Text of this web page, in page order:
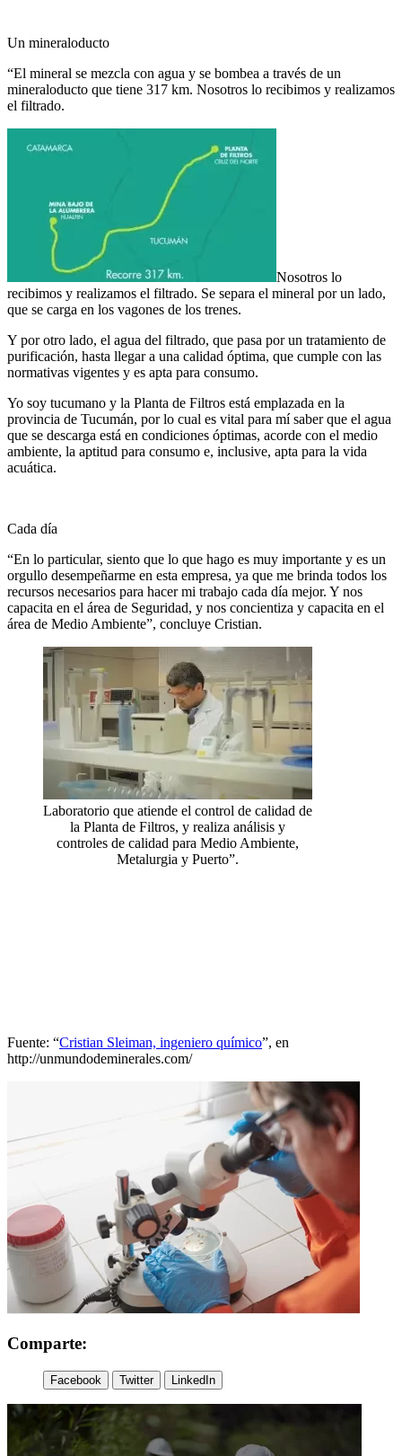
Un mineraloducto
“El mineral se mezcla con agua y se bombea a través de un
mineraloducto que tiene 317 km. Nosotros lo recibimos y realizamos
el filtrado.
Nosotros lo
recibimos y realizamos el filtrado. Se separa el mineral por un lado,
que se carga en los vagones de los trenes.
Y por otro lado, el agua del filtrado, que pasa por un tratamiento de
purificación, hasta llegar a una calidad óptima, que cumple con las
normativas vigentes y es apta para consumo.
Yo soy tucumano y la Planta de Filtros está emplazada en la
provincia de Tucumán, por lo cual es vital para mí saber que el agua
que se descarga está en condiciones óptimas, acorde con el medio
ambiente, la aptitud para consumo e, inclusive, apta para la vida
acuática.
Cada día
“En lo particular, siento que lo que hago es muy importante y es un
orgullo desempeñarme en esta empresa, ya que me brinda todos los
recursos necesarios para hacer mi trabajo cada día mejor. Y nos
capacita en el área de Seguridad, y nos concientiza y capacita en el
área de Medio Ambiente”, concluye Cristian.
Laboratorio que atiende el control de calidad de
la Planta de Filtros, y realiza análisis y
controles de calidad para Medio Ambiente,
Metalurgia y Puerto”.
Fuente: “Cristian Sleiman, ingeniero químico”, en
http://unmundodeminerales.com/
Comparte:
Facebook Twitter LinkedIn